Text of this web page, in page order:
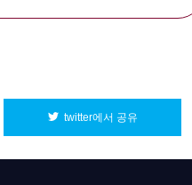
で開きます twitter에서 공유